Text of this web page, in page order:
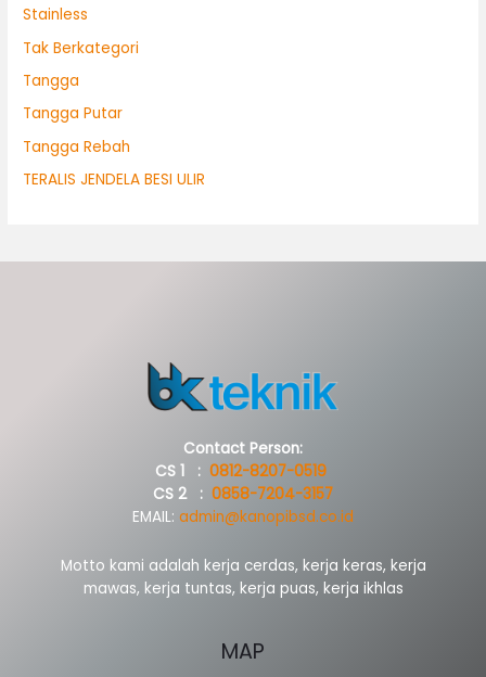
Stainless
Tak Berkategori
Tangga
Tangga Putar
Tangga Rebah
TERALIS JENDELA BESI ULIR
Contact Person:
CS 1 : 0812-8207-0519
CS 2 : 0858-7204-3157
EMAIL: admin@kanopibsd.co.id
Motto kami adalah kerja cerdas, kerja keras, kerja
mawas, kerja tuntas, kerja puas, kerja ikhlas
MAP